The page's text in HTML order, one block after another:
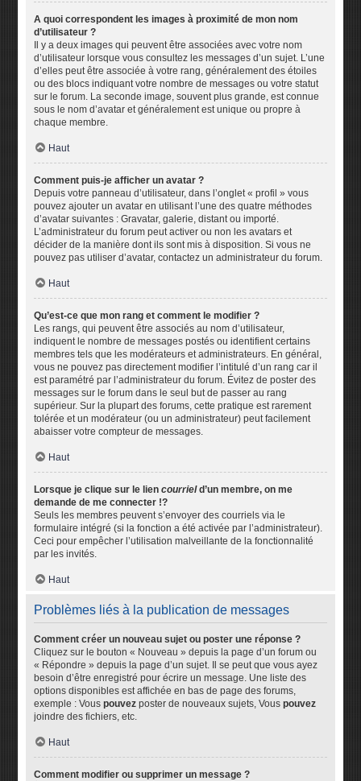
A quoi correspondent les images à proximité de mon nom
d’utilisateur ?
Il y a deux images qui peuvent être associées avec votre nom
d’utilisateur lorsque vous consultez les messages d’un sujet. L’une
d’elles peut être associée à votre rang, généralement des étoiles
ou des blocs indiquant votre nombre de messages ou votre statut
sur le forum. La seconde image, souvent plus grande, est connue
sous le nom d’avatar et généralement est unique ou propre à
chaque membre.
Haut
Comment puis-je afficher un avatar ?
Depuis votre panneau d’utilisateur, dans l’onglet « profil » vous
pouvez ajouter un avatar en utilisant l’une des quatre méthodes
d’avatar suivantes : Gravatar, galerie, distant ou importé.
L’administrateur du forum peut activer ou non les avatars et
décider de la manière dont ils sont mis à disposition. Si vous ne
pouvez pas utiliser d’avatar, contactez un administrateur du forum.
Haut
Qu’est-ce que mon rang et comment le modifier ?
Les rangs, qui peuvent être associés au nom d’utilisateur,
indiquent le nombre de messages postés ou identifient certains
membres tels que les modérateurs et administrateurs. En général,
vous ne pouvez pas directement modifier l’intitulé d’un rang car il
est paramétré par l’administrateur du forum. Évitez de poster des
messages sur le forum dans le seul but de passer au rang
supérieur. Sur la plupart des forums, cette pratique est rarement
tolérée et un modérateur (ou un administrateur) peut facilement
abaisser votre compteur de messages.
Haut
Lorsque je clique sur le liencourrield’un membre, on me
demande de me connecter !?
Seuls les membres peuvent s’envoyer des courriels via le
formulaire intégré (si la fonction a été activée par l’administrateur).
Ceci pour empêcher l’utilisation malveillante de la fonctionnalité
par les invités.
Haut
Problèmes liés à la publication de messages
Comment créer un nouveau sujet ou poster une réponse ?
Cliquez sur le bouton « Nouveau » depuis la page d’un forum ou
« Répondre » depuis la page d’un sujet. Il se peut que vous ayez
besoin d’être enregistré pour écrire un message. Une liste des
options disponibles est affichée en bas de page des forums,
exemple : Vouspouvez poster de nouveaux sujets, Vouspouvez
joindre des fichiers, etc.
Haut
Comment modifier ou supprimer un message ?